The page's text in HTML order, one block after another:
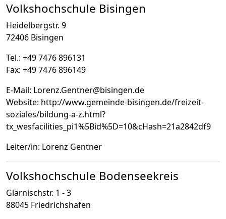
Volkshochschule Bisingen
Heidelbergstr. 9
72406 Bisingen
Tel.: +49 7476 896131
Fax: +49 7476 896149
E-Mail: Lorenz.Gentner@bisingen.de
Website: http://www.gemeinde-bisingen.de/freizeit-
soziales/bildung-a-z.html?
tx_wesfacilities_pi1%5Bid%5D=10&cHash=21a2842df9
Leiter/in: Lorenz Gentner
Volkshochschule Bodenseekreis
Glärnischstr. 1 - 3
88045 Friedrichshafen